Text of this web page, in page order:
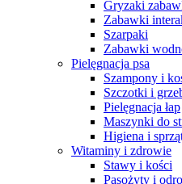
Gryzaki
Zabawki
Szarpaki
Zabawki
Pielęgnacja psa
Szampony i
Szczotki i
Pielęgnacja łap
Maszynki do
Higiena i
Witaminy i zdrowie
Stawy i kości
Pasożyty i